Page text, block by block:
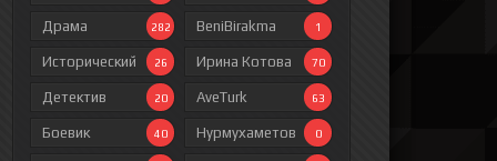
Драма 282
Исторический 26
Детектив 20
Боевик 40
BeniBirakma 1
Ирина Котова 70
AveTurk 63
Нурмухаметов 0